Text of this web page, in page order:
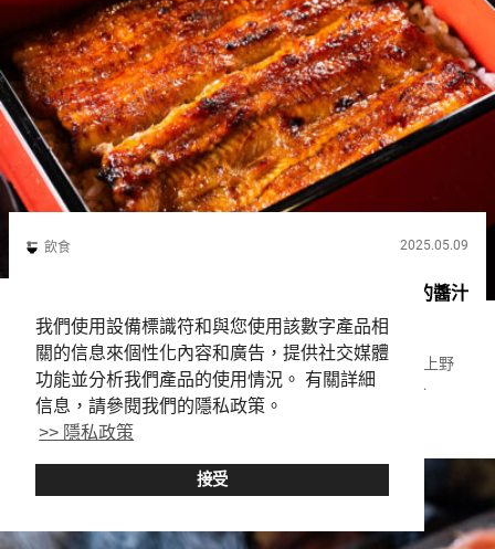
我們使用設備標識符和與您使用該數字產品相
關的信息來個性化內容和廣告，提供社交媒體
功能並分析我們產品的使用情況。 有關詳細
信息，請參閱我們的隱私政策。
>> 隱私政策
接受
飲食 2025.05.09
深受當地人喜愛的上野鰻魚專門店 創業以來不變的醬汁
絕品【鳗 Kaneichi东上野】
『鰻 Kaneichi東上野（Unagi Kaneichi Higashi Ueno）』在上野
開店是在１９６５年。 此後，與上野街道共同成長的『鰻
Kaneichi東上野（Unagi Kaneichi Higashi Ueno）』，是一家以...
Ueno
Unagi